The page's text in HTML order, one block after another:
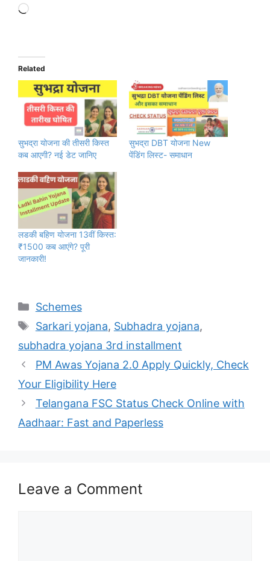
Loading…
Related
सुभद्रा योजना की तीसरी किस्त
कब आएगी? नई डेट जानिए
सुभद्रा DBT योजना New
पेंडिंग लिस्ट- समाधान
लडकी बहिण योजना 13वीं किस्त:
₹1500 कब आएंगे? पूरी
जानकारी!
Categories
Schemes
Tags
Sarkari yojana, Subhadra yojana,
subhadra yojana 3rd installment
PM Awas Yojana 2.0 Apply Quickly, Check
Your Eligibility Here
Telangana FSC Status Check Online with
Aadhaar: Fast and Paperless
Leave a Comment